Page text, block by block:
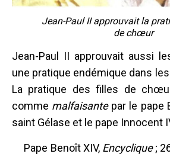
Jean-Paul II approuvait la
de chœur
Jean-Paul II approuvait aussi
une pratique endémique dans
La pratique des filles de
comme malfaisantepar le pape
saint Gélase et le pape Innocent
Pape Benoît XIV, Encyclique;